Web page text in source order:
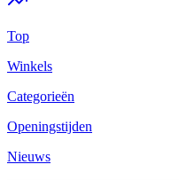
Top
Winkels
Categorieën
Openingstijden
Nieuws